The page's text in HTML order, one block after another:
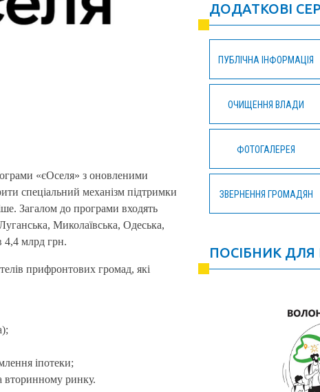
«єОселя» з оновленими
спеціальний механізм підтримки
Загалом до програми входять
Миколаївська, Одеська,
4,4 млрд грн.
прифронтових громад, які
іпотеки;
вторинному ринку.
ДОДАТКОВІ
ПУБЛІЧНА ІНФОРМАЦІЯ
ОЧИЩЕННЯ ВЛАДИ
ФОТОГАЛЕРЕЯ
ЗВЕРНЕННЯ ГРОМАДЯН
ПОСІБНИК ДЛЯ